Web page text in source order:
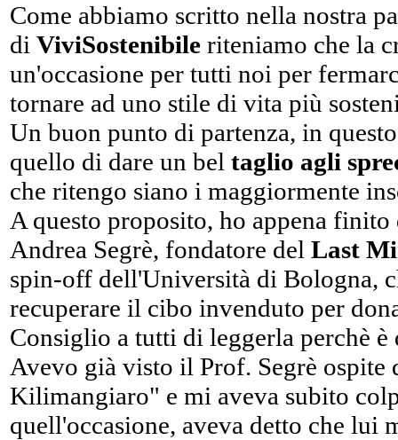
Come abbiamo scritto nella nostra
di ViviSostenibile riteniamo che la
un'occasione per tutti noi per
tornare ad uno stile di vita più
Un buon punto di partenza, in
quello di dare un bel taglio agli
che ritengo siano i maggiormente
A questo proposito, ho appena
Andrea Segrè, fondatore del Last
spin-off dell'Università di Bologna,
recuperare il cibo invenduto per
Consiglio a tutti di leggerla perchè è
Avevo già visto il Prof. Segrè
Kilimangiaro" e mi aveva subito
quell'occasione, aveva detto che lui